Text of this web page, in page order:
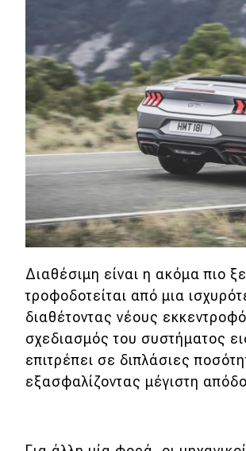
Διαθέσιμη είναι η ακόμα πιο
τροφοδοτείται από μια
διαθέτοντας νέους
σχεδιασμός του συστήματος
επιτρέπει σε διπλάσιες
εξασφαλίζοντας μέγιστη